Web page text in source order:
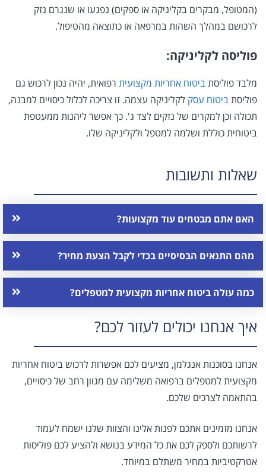
(המטופל, מבקרים בקליניקה או ספקים) נפגעו או שנגרם נזק
לרכושם במהלך השהות במרפאה או כתוצאה מהטיפול.
פוליסה לקליניקה:
מלבד פוליסתביטוח אחריות מקצועית רפואית, יהיה נכון לרכוש גם
פוליסתביטוח עסק לקליניקה עצמה. זו צריכה לכלול כיסויים למבנה,
תכולה וכן למקרים של נזקים לצד ג'. כך אפשר ליהנות ממעטפת
ביטוחית כוללת ושלמה למטפל ולקליניקה שלו.
שאלות ותשובות
האם אתם מבטחים עוד מקצועות?
מהם התנאים הבסיסיים בכדי לקבל הצעת מחיר?
כמה עולה ביטוח אחריות מקצועית למטפלים?
איך אנחנו יכולים לעזור לכם?
אנחנו בסוכנות אנגלמן, מציעים לכם אפשרות לרכוש ביטוח אחריות
מקצועית למטפלים ברפואה משלימה עם מגוון רחב של כיסויים,
בהתאמה לצרכים שלכם.
אנחנו מזמינים אתכם לפנות אלינו והצוות שלנו ישמח לעמוד
לרשותכם ולספק לכם את כל המידע בנושא ולהציע לכם פוליסות
אטרקטיביות במחיר משתלם במיוחד.